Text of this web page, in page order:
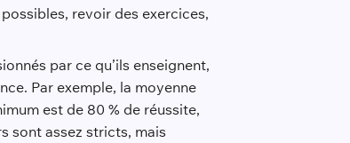
revoir des exercices,
par ce qu’ils enseignent,
Par exemple, la moyenne
est de 80 % de réussite,
sont assez stricts, mais